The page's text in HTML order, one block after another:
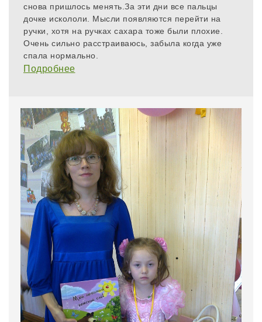
снова пришлось менять.За эти дни все пальцы
дочке искололи. Мысли появляются перейти на
ручки, хотя на ручках сахара тоже были плохие.
Очень сильно расстраиваюсь, забыла когда уже
спала нормально.
Подробнее